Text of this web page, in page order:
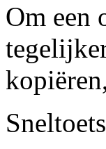
Om een